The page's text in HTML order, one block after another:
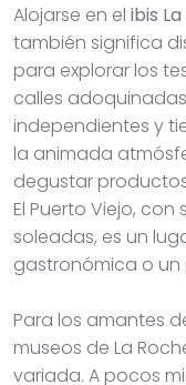
Alojarse en el ibis
también significa
para explorar los
calles
independientes y
la animada
degustar
El Puerto Viejo,
soleadas, es un
gastronómica o
Para los amantes
museos de La
variada. A pocos